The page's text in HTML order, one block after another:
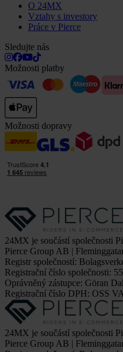
O 24MX
Vztahy s investory
Práce v Pierce
Sledujte nás
Možnosti platby
Možnosti dopravy
24MX je součástí společnosti
Pierce Group AB |
Registr společností:
Registrační číslo společnosti:
Oprávněný zástupce: Göran
Registrační číslo DPH: OSS
24MX je součástí společnosti
Pierce Group AB |